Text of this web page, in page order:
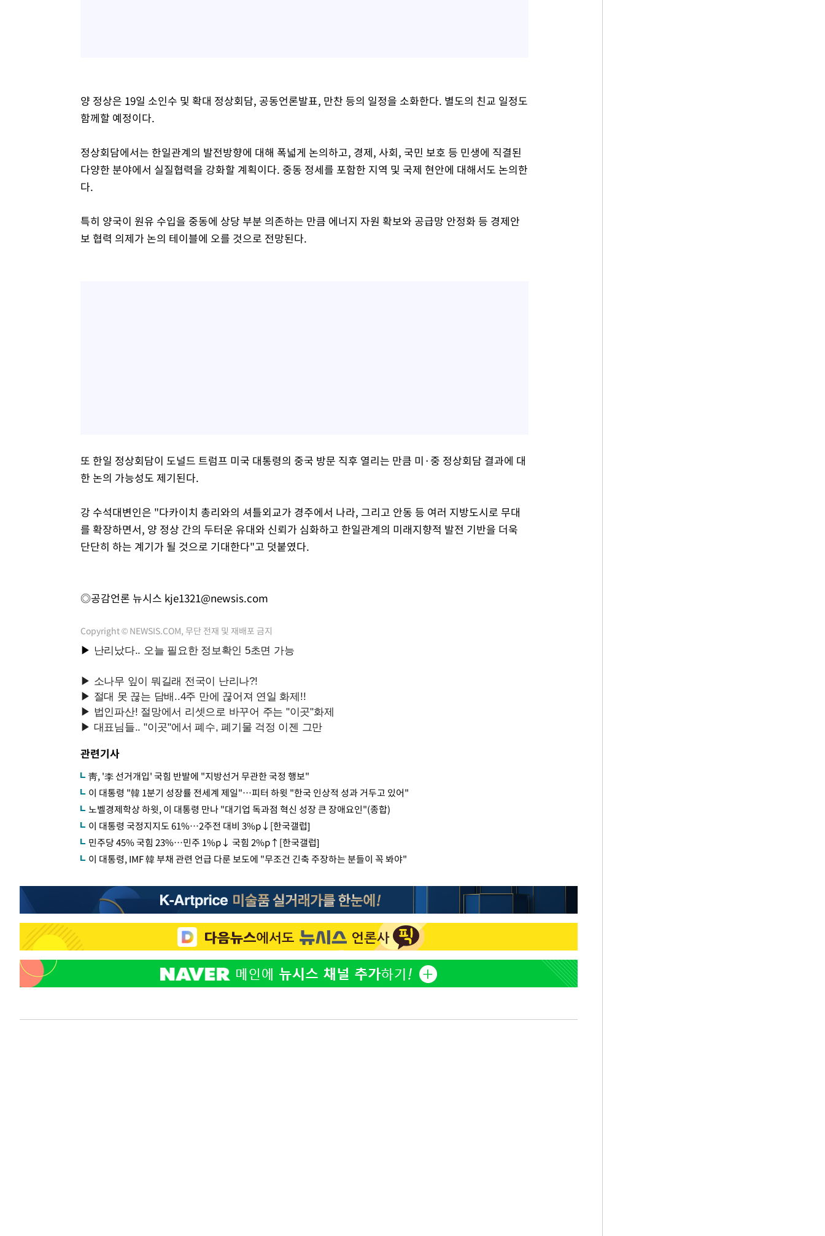
양 정상은 19일 소인수 및 확대 정상회담, 공동언론발표, 만찬 등의 일정을 소화한다. 별도의 친교 일정도
함께할 예정이다.
정상회담에서는 한일관계의 발전방향에 대해 폭넓게 논의하고, 경제, 사회, 국민 보호 등 민생에 직결된
다양한 분야에서 실질협력을 강화할 계획이다. 중동 정세를 포함한 지역 및 국제 현안에 대해서도 논의한
다.
특히 양국이 원유 수입을 중동에 상당 부분 의존하는 만큼 에너지 자원 확보와 공급망 안정화 등 경제안
보 협력 의제가 논의 테이블에 오를 것으로 전망된다.
또 한일 정상회담이 도널드 트럼프 미국 대통령의 중국 방문 직후 열리는 만큼 미·중 정상회담 결과에 대
한 논의 가능성도 제기된다.
강 수석대변인은 "다카이치 총리와의 셔틀외교가 경주에서 나라, 그리고 안동 등 여러 지방도시로 무대
를 확장하면서, 양 정상 간의 두터운 유대와 신뢰가 심화하고 한일관계의 미래지향적 발전 기반을 더욱
단단히 하는 계기가 될 것으로 기대한다"고 덧붙였다.
◎공감언론 뉴시스 kje1321@newsis.com
Copyright © NEWSIS.COM, 무단 전재 및 재배포 금지
관련기사
靑, '李 선거개입' 국힘 반발에 "지방선거 무관한 국정 행보"
이 대통령 "韓 1분기 성장률 전세계 제일"…피터 하윗 "한국 인상적 성과 거두고 있어"
노벨경제학상 하윗, 이 대통령 만나 "대기업 독과점 혁신 성장 큰 장애요인"(종합)
이 대통령 국정지지도 61%…2주전 대비 3%p↓[한국갤럽]
민주당 45% 국힘 23%…민주 1%p↓ 국힘 2%p↑[한국갤럽]
이 대통령, IMF 韓 부채 관련 언급 다룬 보도에 "무조건 긴축 주장하는 분들이 꼭 봐야"